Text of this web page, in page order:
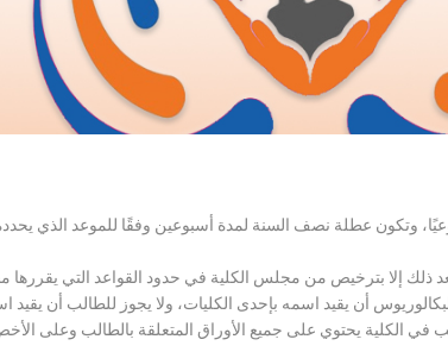
وتكون عطلة نصف السنة لمدة أسبوعين وفقًا للموعد الذي
ذلك إلا بترخيص من مجلس الكلية في حدود القواعد التي يقررها
أن يقيد اسمه بإحدى الكليات، ولا يجوز للطالب أن
في الكلية يحتوي على جميع الأوراق المتعلقة بالطالب وعلى